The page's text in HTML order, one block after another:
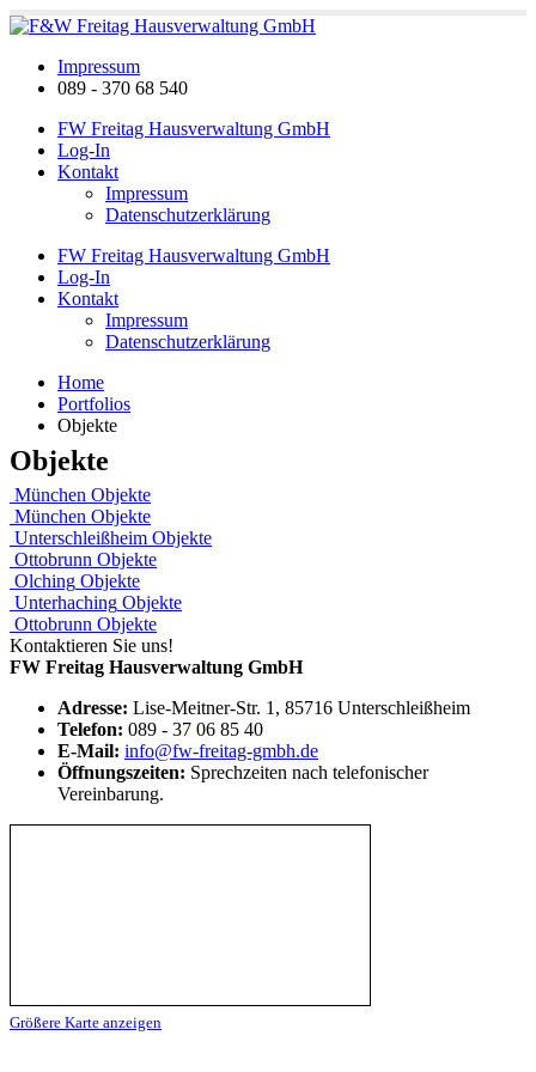
Impressum
089 - 370 68 540
FW Freitag Hausverwaltung GmbH
Log-In
Kontakt
Impressum
Datenschutzerklärung
FW Freitag Hausverwaltung GmbH
Log-In
Kontakt
Impressum
Datenschutzerklärung
Home
Portfolios
Objekte
Objekte
München Objekte
München Objekte
Unterschleißheim Objekte
Ottobrunn Objekte
Olching Objekte
Unterhaching Objekte
Ottobrunn Objekte
Kontaktieren Sie uns!
FW Freitag Hausverwaltung GmbH
Adresse: Lise-Meitner-Str. 1, 85716 Unterschleißheim
Telefon: 089 - 37 06 85 40
E-Mail: info@fw-freitag-gmbh.de
Öffnungszeiten: Sprechzeiten nach telefonischer
Vereinbarung.
Größere Karte anzeigen